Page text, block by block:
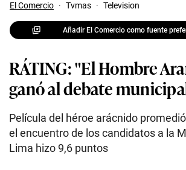
El Comercio · Tvmas · Television
Añadir El Comercio como fuente
RÁTING: "El Hombre
ganó al debate
Película del héroe arácnido
el encuentro de los candidatos a la
Lima hizo 9,6 puntos